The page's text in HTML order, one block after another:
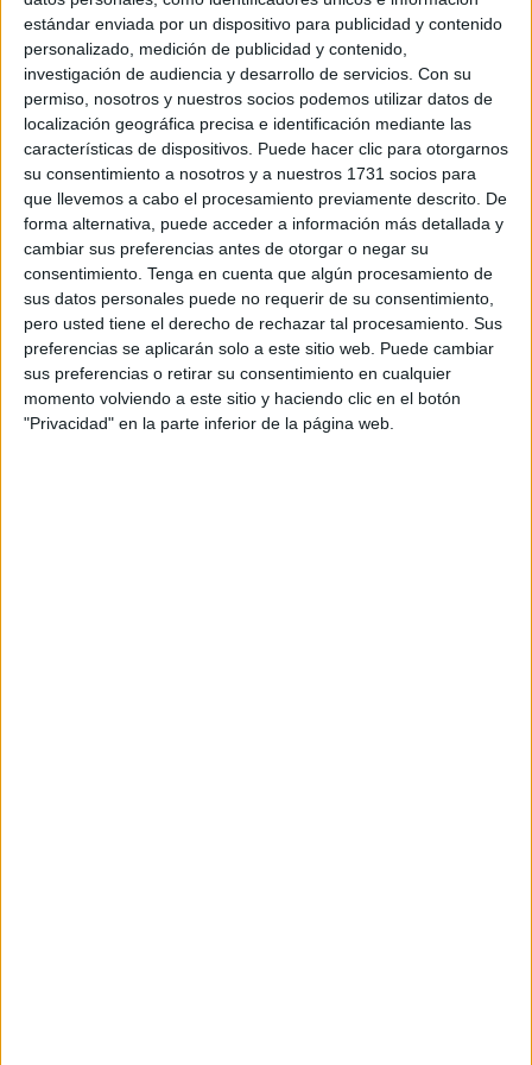
estándar enviada por un dispositivo para publicidad y contenido
personalizado, medición de publicidad y contenido,
investigación de audiencia y desarrollo de servicios. Con su
permiso, nosotros y nuestros socios podemos utilizar datos de
localización geográfica precisa e identificación mediante las
características de dispositivos. Puede hacer clic para otorgarnos
su consentimiento a nosotros y a nuestros 1731 socios para
que llevemos a cabo el procesamiento previamente descrito. De
forma alternativa, puede acceder a información más detallada y
cambiar sus preferencias antes de otorgar o negar su
consentimiento. Tenga en cuenta que algún procesamiento de
sus datos personales puede no requerir de su consentimiento,
pero usted tiene el derecho de rechazar tal procesamiento. Sus
preferencias se aplicarán solo a este sitio web. Puede cambiar
sus preferencias o retirar su consentimiento en cualquier
momento volviendo a este sitio y haciendo clic en el botón
"Privacidad" en la parte inferior de la página web.
proporcionar armas avanzadas, incluidos drones chinos, a
las RSF. Esta actuación externa ha convertido a Sudán en
un campo de batalla regional donde la paz parece
inadmisible.
De todo ello, quedaría por encajar en las piezas de este
puzle la réplica o manifestación internacional, donde no
son pocos los que se atreven a calificarla de
despreciablemente exigua. Estados Unidos y otras
naciones han pretendido intervenir sin resultado alguno.
Amén, que el Consejo de Seguridad de la ONU determinó
poner el punto y final al mandato de la Misión Integrada de
Asistencia para la Transición (UNITAMS) de las Naciones
Unidas en Sudán, sin que milite una mínima sospecha de